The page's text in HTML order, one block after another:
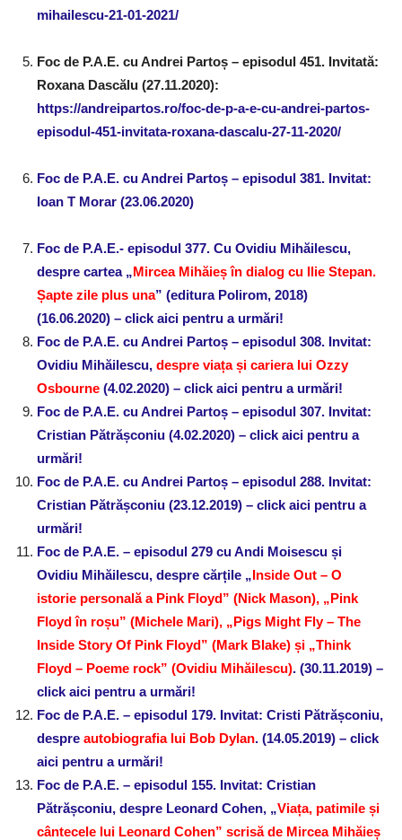
mihailescu-21-01-2021/
Foc de P.A.E. cu Andrei Partoș – episodul 451. Invitată:
Roxana Dascălu (27.11.2020):
https://andreipartos.ro/foc-de-p-a-e-cu-andrei-partos-
episodul-451-invitata-roxana-dascalu-27-11-2020/
Foc de P.A.E. cu Andrei Partoș – episodul 381. Invitat:
Ioan T Morar (23.06.2020)
Foc de P.A.E.- episodul 377. Cu Ovidiu Mihăilescu,
despre cartea „Mircea Mihăieș în dialog cu Ilie Stepan.
Șapte zile plus una” (editura Polirom, 2018)
(16.06.2020) – click aici pentru a urmări!
Foc de P.A.E. cu Andrei Partoș – episodul 308. Invitat:
Ovidiu Mihăilescu, despre viața și cariera lui Ozzy
Osbourne (4.02.2020) – click aici pentru a urmări!
Foc de P.A.E. cu Andrei Partoș – episodul 307. Invitat:
Cristian Pătrășconiu (4.02.2020) – click aici pentru a
urmări!
Foc de P.A.E. cu Andrei Partoș – episodul 288. Invitat:
Cristian Pătrășconiu (23.12.2019) – click aici pentru a
urmări!
Foc de P.A.E. – episodul 279 cu Andi Moisescu și
Ovidiu Mihăilescu, despre cărțile „Inside Out – O
istorie personală a Pink Floyd” (Nick Mason), „Pink
Floyd în roșu” (Michele Mari), „Pigs Might Fly – The
Inside Story Of Pink Floyd” (Mark Blake) și „Think
Floyd – Poeme rock” (Ovidiu Mihăilescu). (30.11.2019) –
click aici pentru a urmări!
Foc de P.A.E. – episodul 179. Invitat: Cristi Pătrășconiu,
despre autobiografia lui Bob Dylan. (14.05.2019) – click
aici pentru a urmări!
Foc de P.A.E. – episodul 155. Invitat: Cristian
Pătrășconiu, despre Leonard Cohen, „Viața, patimile și
cântecele lui Leonard Cohen” scrisă de Mircea Mihăieș